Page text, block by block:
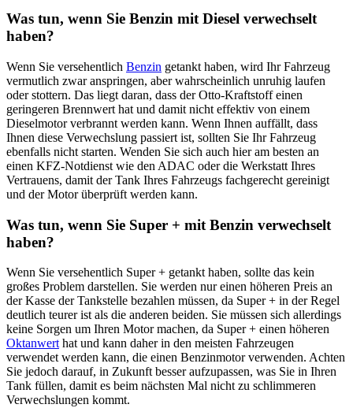
Was tun, wenn Sie Benzin mit Diesel verwechselt
haben?
Wenn Sie versehentlich Benzin getankt haben, wird Ihr Fahrzeug
vermutlich zwar anspringen, aber wahrscheinlich unruhig laufen
oder stottern. Das liegt daran, dass der Otto-Kraftstoff einen
geringeren Brennwert hat und damit nicht effektiv von einem
Dieselmotor verbrannt werden kann. Wenn Ihnen auffällt, dass
Ihnen diese Verwechslung passiert ist, sollten Sie Ihr Fahrzeug
ebenfalls nicht starten. Wenden Sie sich auch hier am besten an
einen KFZ-Notdienst wie den ADAC oder die Werkstatt Ihres
Vertrauens, damit der Tank Ihres Fahrzeugs fachgerecht gereinigt
und der Motor überprüft werden kann.
Was tun, wenn Sie Super + mit Benzin verwechselt
haben?
Wenn Sie versehentlich Super + getankt haben, sollte das kein
großes Problem darstellen. Sie werden nur einen höheren Preis an
der Kasse der Tankstelle bezahlen müssen, da Super + in der Regel
deutlich teurer ist als die anderen beiden. Sie müssen sich allerdings
keine Sorgen um Ihren Motor machen, da Super + einen höheren
Oktanwert hat und kann daher in den meisten Fahrzeugen
verwendet werden kann, die einen Benzinmotor verwenden. Achten
Sie jedoch darauf, in Zukunft besser aufzupassen, was Sie in Ihren
Tank füllen, damit es beim nächsten Mal nicht zu schlimmeren
Verwechslungen kommt.